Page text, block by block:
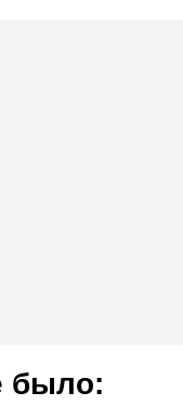
было: